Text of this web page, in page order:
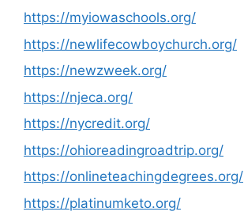
https://myiowaschools.org/
https://newlifecowboychurch.org/
https://newzweek.org/
https://njeca.org/
https://nycredit.org/
https://ohioreadingroadtrip.org/
https://onlineteachingdegrees.org/
https://platinumketo.org/